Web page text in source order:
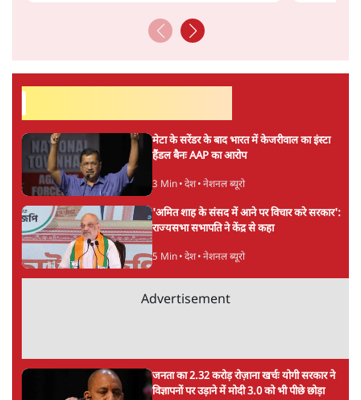
मेटा के सरेंडर के बाद भारत में केजरीवाल का इंस्टा
हैंडल बैनः AAP का आरोप
3 Min• देश• नेशनल ब्यूरो
'अमित शाह के संसद में आने पर विचार करे सरकार':
राज्यसभा सभापति ने केंद्र से कहा
5 Min• देश• नेशनल ब्यूरो
Advertisement
जनता का 2.32 करोड़ रोज़ाना खर्चः योगी सरकार ने
विज्ञापनों पर उड़ाने में मोदी 3.0 को भी पीछे छोड़ा